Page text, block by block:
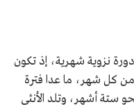
دورة نزوية شهرية، إذ تكون
كل شهر، ما عدا فترة
ستة أشهر، وتلد الأنثى